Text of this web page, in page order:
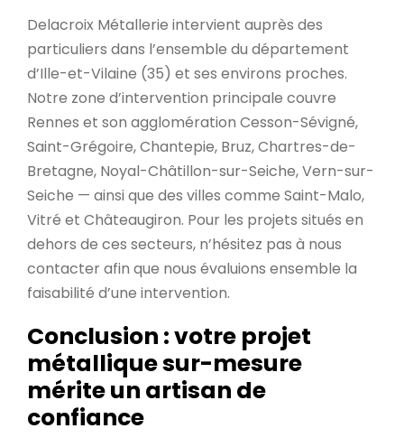
Delacroix Métallerie intervient auprès des
particuliers dans l’ensemble du département
d’Ille-et-Vilaine (35) et ses environs proches.
Notre zone d’intervention principale couvre
Rennes et son agglomération Cesson-Sévigné,
Saint-Grégoire, Chantepie, Bruz, Chartres-de-
Bretagne, Noyal-Châtillon-sur-Seiche, Vern-sur-
Seiche — ainsi que des villes comme Saint-Malo,
Vitré et Châteaugiron. Pour les projets situés en
dehors de ces secteurs, n’hésitez pas à nous
contacter afin que nous évaluions ensemble la
faisabilité d’une intervention.
Conclusion : votre projet
métallique sur-mesure
mérite un artisan de
confiance